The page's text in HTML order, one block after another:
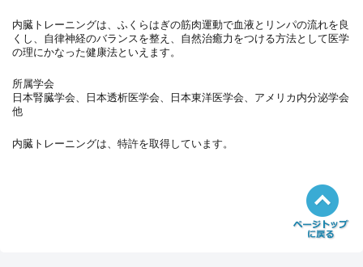
内臓トレーニングは、ふくらはぎの筋肉運動で血液とリンパの流れを良
くし、自律神経のバランスを整え、自然治癒力をつける方法として医学
の理にかなった健康法といえます。
所属学会
日本腎臓学会、日本透析医学会、日本東洋医学会、アメリカ内分泌学会
他
内臓トレーニングは、特許を取得しています。